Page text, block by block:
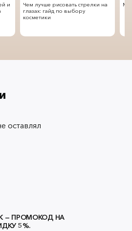
и
Чем лучше рисовать стрелки на
глазах: гайд по выбору
косметики
оставлял
— ПРОМОКОД НА
5%.